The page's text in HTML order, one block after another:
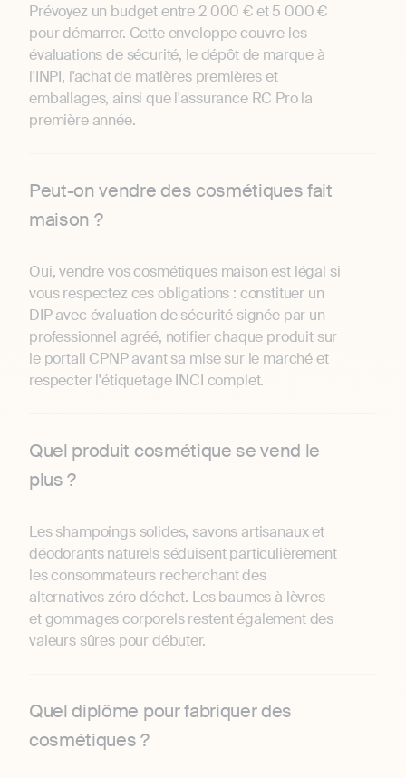
Prévoyez un budget entre 2 000 € et 5 000 €
pour démarrer. Cette enveloppe couvre les
évaluations de sécurité, le dépôt de marque à
l'INPI, l'achat de matières premières et
emballages, ainsi que l'assurance RC Pro la
première année.
Peut-on vendre des cosmétiques fait
maison ?
Oui, vendre vos cosmétiques maison est légal si
vous respectez ces obligations : constituer un
DIP avec évaluation de sécurité signée par un
professionnel agréé, notifier chaque produit sur
le portail CPNP avant sa mise sur le marché et
respecter l'étiquetage INCI complet.
Quel produit cosmétique se vend le
plus ?
Les shampoings solides, savons artisanaux et
déodorants naturels séduisent particulièrement
les consommateurs recherchant des
alternatives zéro déchet. Les baumes à lèvres
et gommages corporels restent également des
valeurs sûres pour débuter.
Quel diplôme pour fabriquer des
cosmétiques ?